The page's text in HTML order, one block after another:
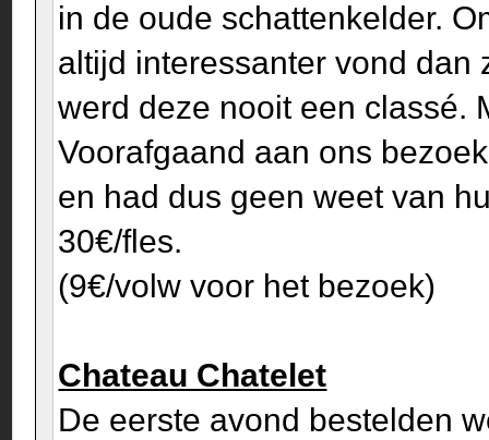
in de oude schattenkelder.
altijd interessanter vond
werd deze nooit een classé.
Voorafgaand aan ons
en had dus geen weet van
30€/fles.
(9€/volw voor het bezoek)
Chateau Chatelet
De eerste avond bestelden